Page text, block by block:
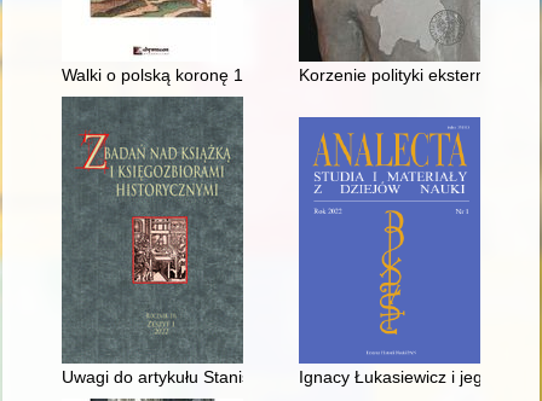
Walki o polską koronę 1295-1336 : sukces czy porażka idei
Korzenie polityki eksterminacji
Uwagi do artykułu Stanisława Siess-Krzyszkowskiego na
Ignacy Łukasiewicz i jego